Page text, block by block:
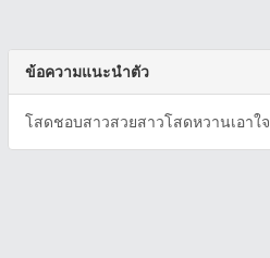
ข้อความแนะนำตัว
โสดชอบสาวสวยสาวโสดหวานเอาใจ